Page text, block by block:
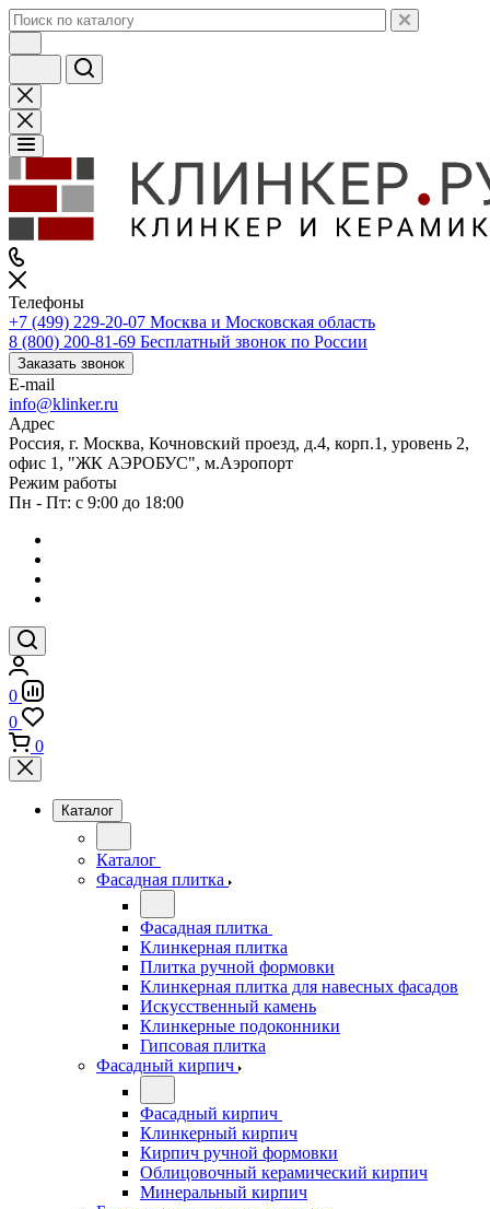
Телефоны
+7 (499) 229-20-07 Москва и Московская область
8 (800) 200-81-69 Бесплатный звонок по России
Заказать звонок
E-mail
info@klinker.ru
Адрес
Россия, г. Москва, Кочновский проезд, д.4, корп.1, уровень 2,
офис 1, "ЖК АЭРОБУС", м.Аэропорт
Режим работы
Пн - Пт: с 9:00 до 18:00
0
0
0
Каталог
Каталог
Фасадная плитка
Фасадная плитка
Клинкерная плитка
Плитка ручной формовки
Клинкерная плитка для навесных фасадов
Искусственный камень
Клинкерные подоконники
Гипсовая плитка
Фасадный кирпич
Фасадный кирпич
Клинкерный кирпич
Кирпич ручной формовки
Облицовочный керамический кирпич
Минеральный кирпич